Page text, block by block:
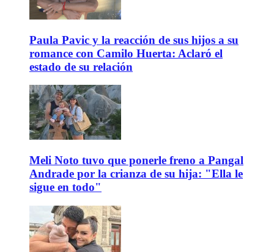
Paula Pavic y la reacción de sus hijos a su
romance con Camilo Huerta: Aclaró el
estado de su relación
Meli Noto tuvo que ponerle freno a Pangal
Andrade por la crianza de su hija: "Ella le
sigue en todo"